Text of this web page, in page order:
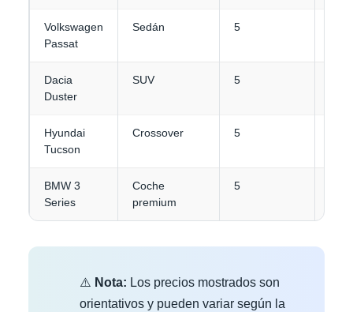
Volkswagen
Passat
Sedán 5
Dacia
Duster
SUV 5
Hyundai
Tucson
Crossover 5
BMW 3
Series
Coche
premium
5
⚠️ Nota: Los precios mostrados son
orientativos y pueden variar según la